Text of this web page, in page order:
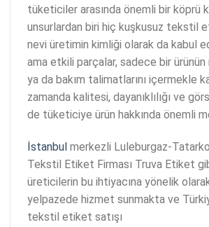
tüketiciler arasında önemli bir köprü
unsurlardan biri hiç kuşkusuz tekstil
nevi üretimin kimliği olarak da kabul
ama etkili parçalar, sadece bir ürünün
ya da bakım talimatlarını içermekle
zamanda kalitesi, dayanıklılığı ve
de tüketiciye ürün hakkında önemli
İstanbul merkezli Luleburgaz-
Tekstil Etiket Firması Truva Etiket
üreticilerin bu ihtiyacına yönelik
yelpazede hizmet sunmakta ve
tekstil etiket satışı